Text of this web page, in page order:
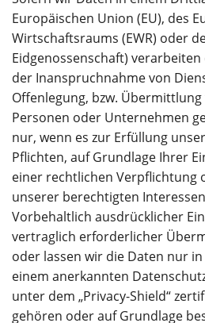
Europäischen Union (EU), des
Wirtschaftsraums (EWR) oder
Eidgenossenschaft)
der Inanspruchnahme von
Offenlegung, bzw.
Personen oder Unternehmen
nur, wenn es zur Erfüllung
Pflichten, auf Grundlage Ihrer
einer rechtlichen Verpflichtung
unserer berechtigten
Vorbehaltlich ausdrücklicher
vertraglich erforderlicher
oder lassen wir die Daten nur
einem anerkannten
unter dem „Privacy-Shield“
gehören oder auf Grundlage